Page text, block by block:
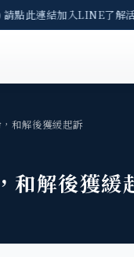
此連結加入LINE了解
和解後獲緩起訴
和解後獲緩